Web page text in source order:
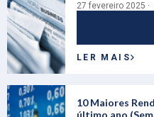
27 fevereiro 2025 ·
LER MAIS
10 Maiores
último ano